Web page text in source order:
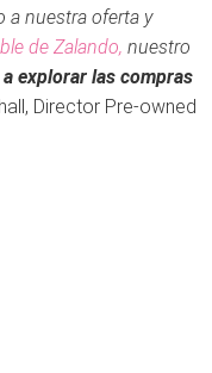
a nuestra oferta y
de Zalando, nuestro
explorar las compras
Director Pre-owned